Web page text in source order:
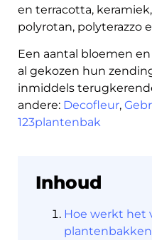
Bestemmingen
en terracotta,
polyrotan, polyterazzo
Een aantal bloemen
al gekozen hun
inmiddels
andere: Decofleur,
123plantenbak
Inhoud
Hoe werkt het
plantenbakken